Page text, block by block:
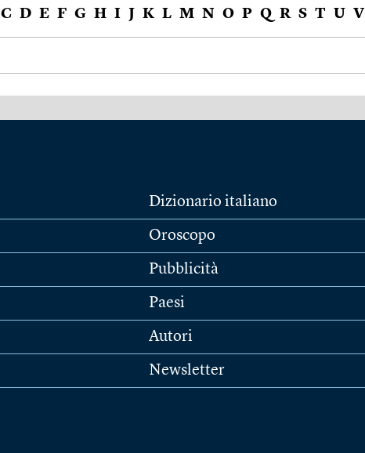
C D E F G H I J K L M N O P Q R S T U V
Dizionario italiano
Oroscopo
Pubblicità
Paesi
Autori
Newsletter